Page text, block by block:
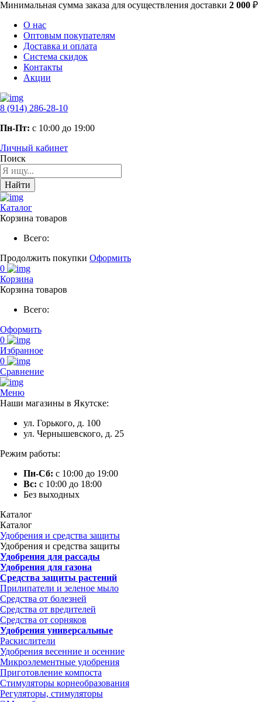
Минимальная сумма заказа для осуществления доставки 2 000 ₽
О нас
Оптовым покупателям
Доставка и оплата
Система скидок
Контакты
Акции
8 (914) 286-28-10
Пн-Пт: с 10:00 до 19:00
Личный кабинет
Поиск
Найти
Каталог
Корзина товаров
Всего:
Продолжить покупки Оформить
0
Корзина
Корзина товаров
Всего:
Оформить
0
Избранное
0
Сравнение
Меню
Наши магазины в Якутске:
ул. Горького, д. 100
ул. Чернышевского, д. 25
Режим работы:
Пн-Сб: с 10:00 до 19:00
Вс: с 10:00 до 18:00
Без выходных
Каталог
Каталог
Удобрения и средства защиты
Удобрения и средства защиты
Удобрения для рассады
Удобрения для газона
Средства защиты растений
Прилипатели и зеленое мыло
Средства от болезней
Средства от вредителей
Средства от сорняков
Удобрения универсальные
Раскислители
Удобрения весенние и осенние
Микроэлементные удобрения
Приготовление компоста
Стимуляторы корнеобразования
Регуляторы, стимуляторы